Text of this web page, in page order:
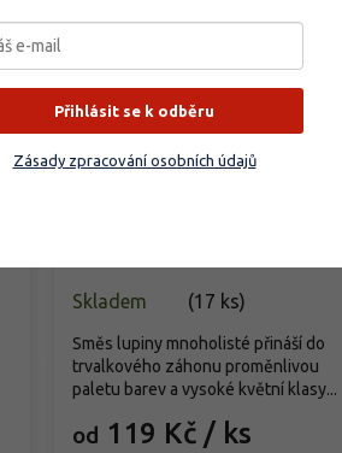
Skladem (17 ks)
od 119 Kč / ks
Směs lupiny mnoholisté přináší do
trvalkového záhonu proměnlivou
paletu barev a vysoké květní klasy...
Přihlásit se k odběru
Zásady zpracování osobních údajů